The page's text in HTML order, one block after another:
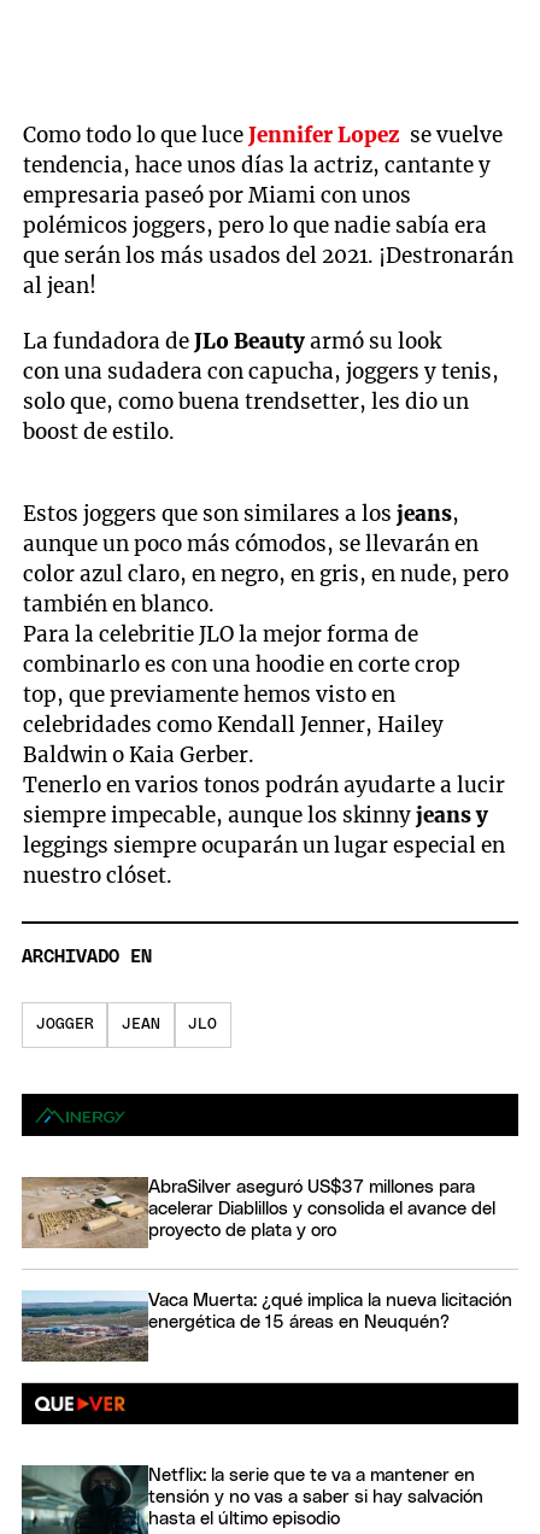
Como todo lo que luceJennifer Lopez se vuelve
tendencia, hace unos días la actriz, cantante y
empresaria paseó por Miami con unos
polémicos joggers, pero lo que nadie sabía era
que serán los más usados del 2021. ¡Destronarán
al jean!
La fundadora deJLo Beautyarmó su look
con una sudadera con capucha, joggers y tenis,
solo que, como buena trendsetter, les dio un
boost de estilo.
Estos joggers que son similares a los jeans,
aunque un poco más cómodos, se llevarán en
color azul claro, en negro, en gris, en nude, pero
también en blanco.
Para la celebritie JLO la mejor forma de
combinarlo es con una hoodie en corte crop
top, que previamente hemos visto en
celebridades como Kendall Jenner, Hailey
Baldwin o Kaia Gerber.
Tenerlo en varios tonos podrán ayudarte a lucir
siempre impecable, aunque los skinnyjeans y
leggings siempre ocuparán un lugar especial en
nuestro clóset.
ARCHIVADO EN
JOGGER JEAN JLO
AbraSilver aseguró US$37 millones para
acelerar Diablillos y consolida el avance del
proyecto de plata y oro
Vaca Muerta: ¿qué implica la nueva licitación
energética de 15 áreas en Neuquén?
Netflix: la serie que te va a mantener en
tensión y no vas a saber si hay salvación
hasta el último episodio